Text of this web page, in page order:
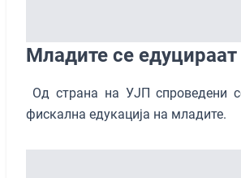
Младите се
Од страна на УЈП спроведени
фискална едукација на младите.